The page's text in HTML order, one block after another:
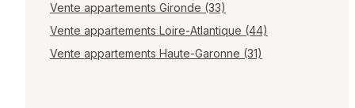
Vente appartements Gironde (33)
Vente appartements Loire-Atlantique (44)
Vente appartements Haute-Garonne (31)